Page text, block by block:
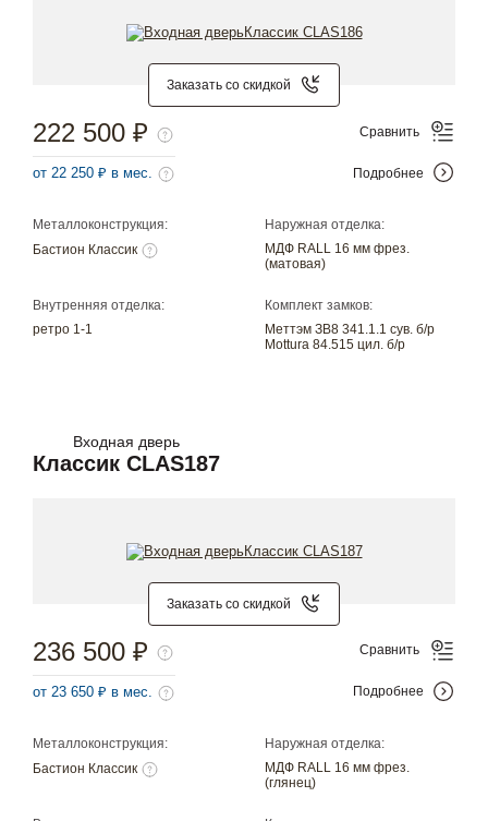
Заказать со скидкой
Металлоконструкция:
Бастион Классик
Наружная отделка:
МДФ RALL 16 мм фрез.
(матовая)
Внутренняя отделка:
ретро 1-1
Комплект замков:
Меттэм ЗВ8 341.1.1 сув. б/р
Mottura 84.515 цил. б/р
222 500 ₽
от 22 250 ₽ в мес.
Сравнить
Подробнее
Входная дверь
Классик CLAS187
Заказать со скидкой
Металлоконструкция:
Бастион Классик
Наружная отделка:
МДФ RALL 16 мм фрез.
(глянец)
236 500 ₽
от 23 650 ₽ в мес.
Сравнить
Подробнее